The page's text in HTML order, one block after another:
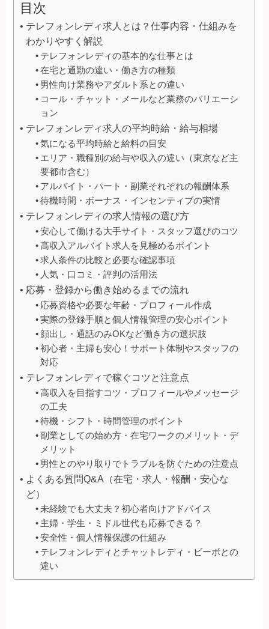
目次
テレフォンレディ求人とは？仕事内容・仕組みを
わかりやすく解説
テレフォンレディの基本的な仕事とは
在宅と通勤の違い・働き方の種類
男性向け業務やアダルト系との違い
コール・チャット・メールなど業務のバリエーシ
ョン
テレフォンレディ求人の平均時給・給与相場
気になる平均時給と給料の目安
エリア・職種別の給与や収入の違い（東京など主
要都市含む）
アルバイト・パート・副業それぞれの報酬体系
待機時間・ボーナス・インセンティブの実情
テレフォンレディの求人情報の選び方
安心して働ける大手サイト・スタッフ選びのコツ
高収入アルバイト求人を見極めるポイント
求人条件の比較と必要な確認事項
人気・口コミ・評判の活用法
応募・登録から働き始めるまでの流れ
応募資格や必要な年齢・プロフィール作成
実際の登録手順と個人情報管理の安心ポイント
顔出し・通話のみOKなど働き方の選択肢
初心者・主婦も安心！サポート体制やスタッフの
対応
テレフォンレディで稼ぐコツと注意点
高収入を目指すコツ・プロフィールやメッセージ
の工夫
待機・シフト・時間管理のポイント
副業としての始め方・在宅ワークのメリット・デ
メリット
男性とのやり取りでトラブルを防ぐための注意点
よくある質問Q&A（在宅・求人・報酬・安心な
ど）
未経験でも大丈夫？初心者向けアドバイス
主婦・学生・ミドル世代も応募できる？
安全性・個人情報保護の仕組み
テレフォンレディとチャットレディ・ビーボとの
違い